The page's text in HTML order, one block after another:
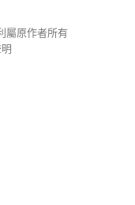
屬原作者所有